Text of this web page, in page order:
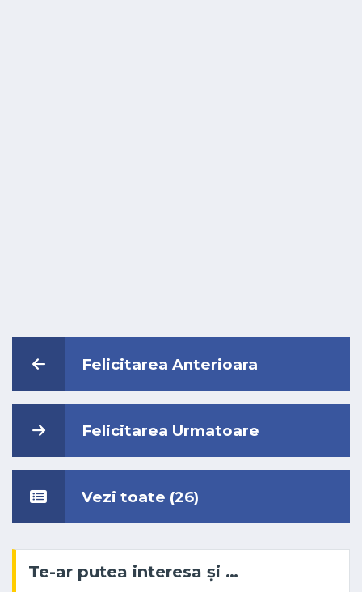
Felicitarea Anterioara
Felicitarea Urmatoare
Vezi toate (26)
Te-ar putea interesa și …